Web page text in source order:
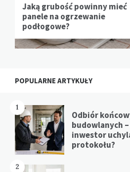
Jaką grubość powinny mieć
panele na ogrzewanie
podłogowe?
POPULARNE ARTYKUŁY
1
Odbiór
budowlanych
inwestor
protokołu?
2